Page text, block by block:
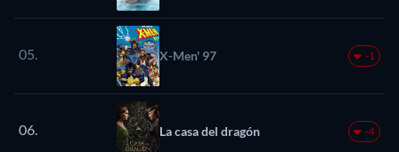
05. X-Men' 97 -1
06. La casa del dragón -4